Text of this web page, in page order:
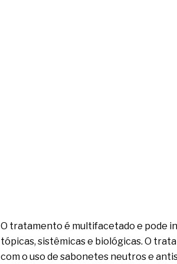
O tratamento é multifacetado e pode
tópicas, sistêmicas e biológicas. O
com o uso de sabonetes neutros e